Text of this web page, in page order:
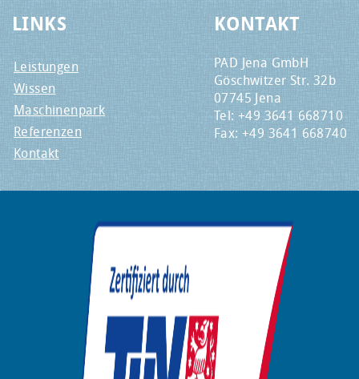
LINKS
Leistungen
Wissen
Maschinenpark
Referenzen
Kontakt
KONTAKT
PAD Jena GmbH
Göschwitzer Str. 32b
07745 Jena
Tel: +49 3641 668710
Fax: +49 3641 668740